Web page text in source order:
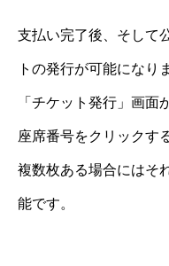
支払い完了後、そして
トの発行が可能になり
「チケット発行」画面
座席番号をクリックす
複数枚ある場合にはそ
能です。